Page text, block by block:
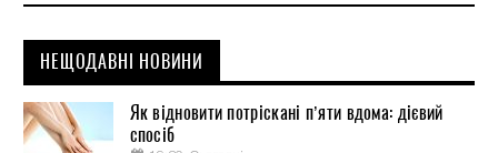
НЕЩОДАВНІ НОВИНИ
Як відновити потріскані п’яти вдома: дієвий
спосіб